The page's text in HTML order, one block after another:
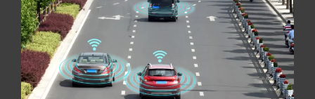
ADAS y seguridad vial